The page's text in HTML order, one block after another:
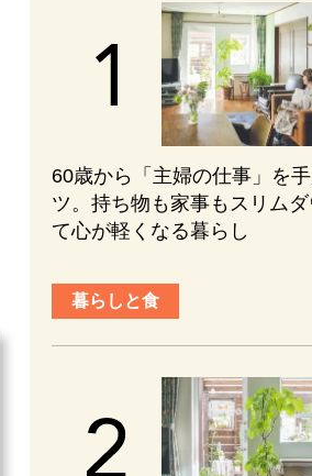
60歳から「主婦の仕事」を
ツ。持ち物も家事もスリムダ
て心が軽くなる暮らし
暮らしと食